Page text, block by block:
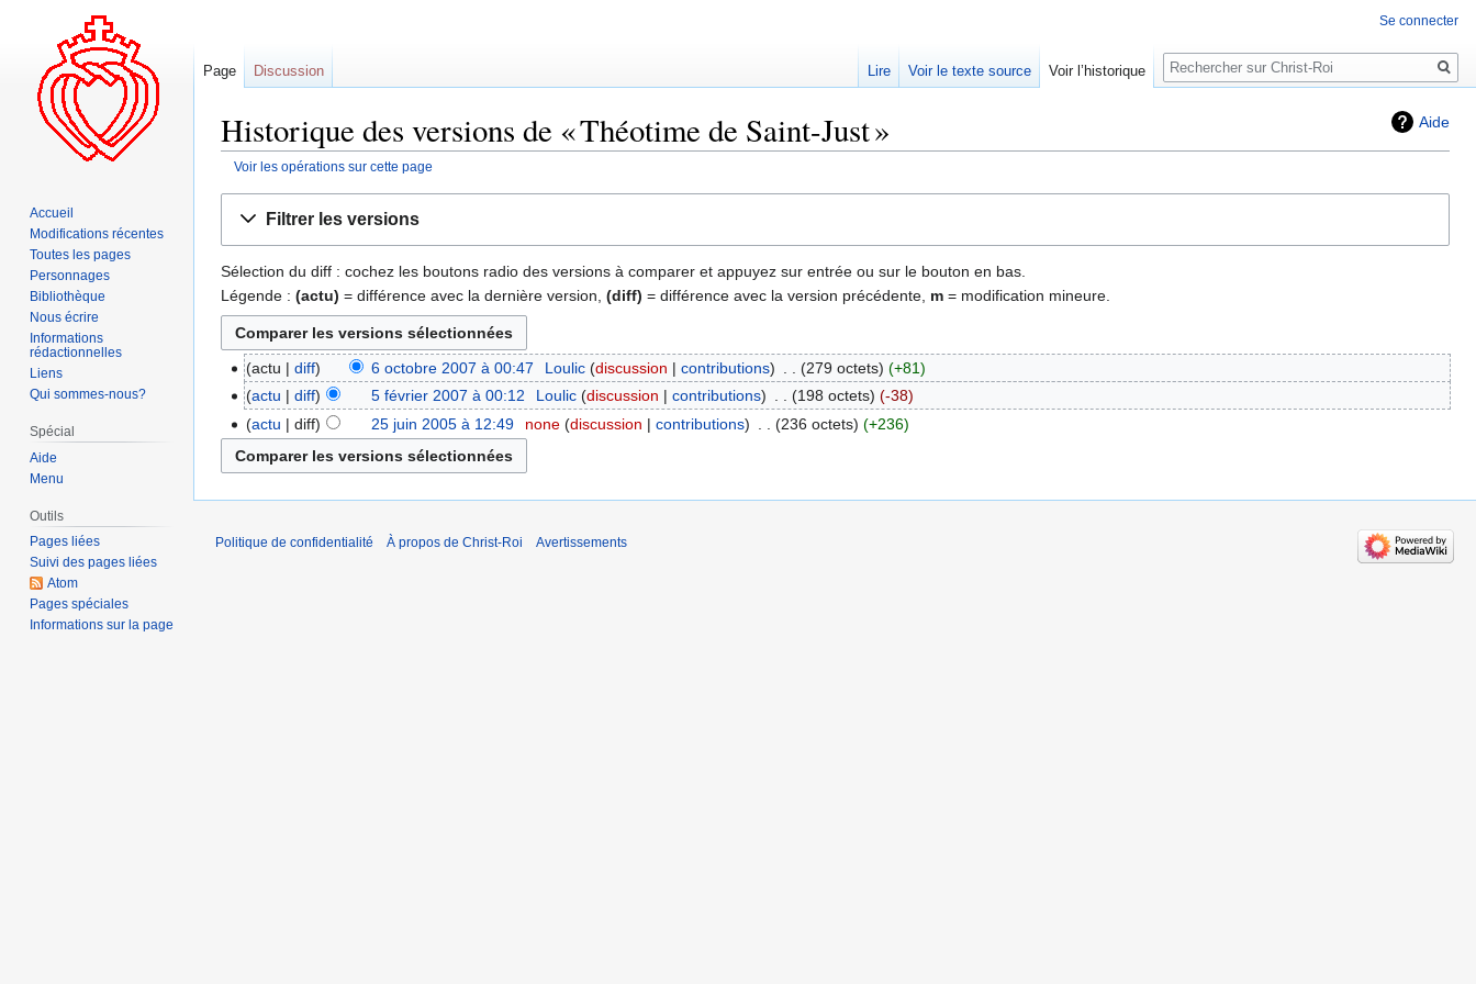
Aide
Historique des versions de « Théotime de Saint-Just »
Voir les opérations sur cette page
navigation
recherche
Filtrer les versions
Sélection du diff : cochez les boutons radio des versions à comparer et appuyez sur entrée ou sur le bouton en bas.
Légende : (actu) = différence avec la dernière version, (diff) = différence avec la version précédente, m = modification mineure.
actu diff 6 octobre 2007 à 00:47 Loulic discussion contributions 279 octets
+81
actu
diff 5 février 2007 à 00:12 Loulic discussion contributions 198 octets
-38
actu
diff 25 juin 2005 à 12:49 none discussion contributions 236 octets +236
Se connecter
Page Discussion Lire Voir le texte source Voir l’historique
Rechercher
Accueil
Modifications récentes
Toutes les pages
Personnages
Bibliothèque
Nous écrire
Informations
rédactionnelles
Liens
Qui sommes-nous?
Spécial
Aide
Menu
Outils
Pages liées
Suivi des pages liées
Atom
Pages spéciales
Informations sur la page
Politique de confidentialité À propos de Christ-Roi Avertissements